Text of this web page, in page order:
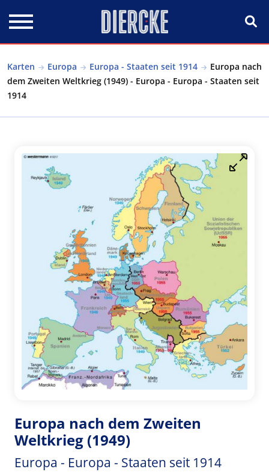
Karten Europa Europa - Staaten seit 1914
Europa nach
dem Zweiten Weltkrieg (1949) - Europa - Europa - Staaten seit
1914
Europa nach dem Zweiten
Weltkrieg (1949)
Europa - Europa - Staaten seit 1914